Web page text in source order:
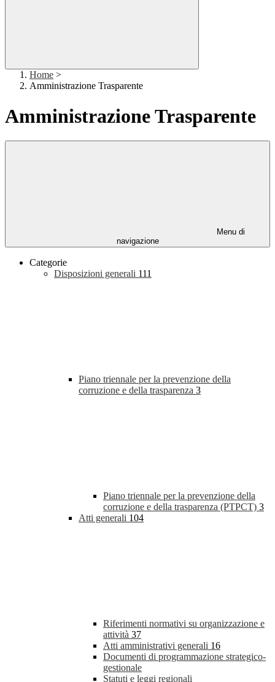
Home >
Amministrazione Trasparente
Amministrazione Trasparente
Menu di
navigazione
Categorie
Disposizioni generali 111
Piano triennale per la prevenzione della
corruzione e della trasparenza 3
Piano triennale per la prevenzione della
corruzione e della trasparenza (PTPCT) 3
Atti generali 104
Riferimenti normativi su organizzazione e
attività 37
Atti amministrativi generali 16
Documenti di programmazione strategico-
gestionale
Statuti e leggi regionali